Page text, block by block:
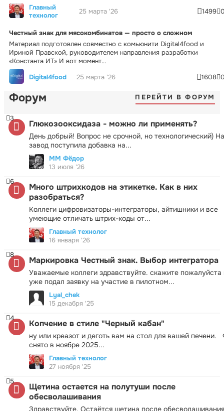
Главный
технолог
25 марта '26 1499
Честный знак для мясокомбинатов — просто о сложном
Материал подготовлен совместно с комьюнити Digital4food и
Ириной Правской, руководителем направления разработки
«Константа ИТ» И вот момент...
Digital4food
25 марта '26 1608
Форум ПЕРЕЙТИ В ФОРУМ
Глюкозооксидаза - можно ли применять?
День добрый! Вопрос не срочной, но технологический) На
завод поступила добавка на...
3
ММ Фёдор
13 июля '26
Много штрихкодов на этикетке. Как в них
разобраться?
Коллеги цифровизаторы-интеграторы, айтишники и все
умеющие отличать штрих-коды от...
6
Главный технолог
16 января '26
Маркировка Честный знак. Выбор интегратора
Уважаемые коллеги здравствуйте. скажите пожалуйста
уже подал заявку на участие в пилотном...
8
Lyal_chek
15 декабря '25
Копчение в стиле "Черный кабан"
ну или креазот и деготь вам на стол для вашей печени.
снято в ноябре 2025...
4
Главный технолог
27 ноября '25
Щетина остается на полутуши после
обесволашивания
Здравствуйте. Остаётся щетина после
5